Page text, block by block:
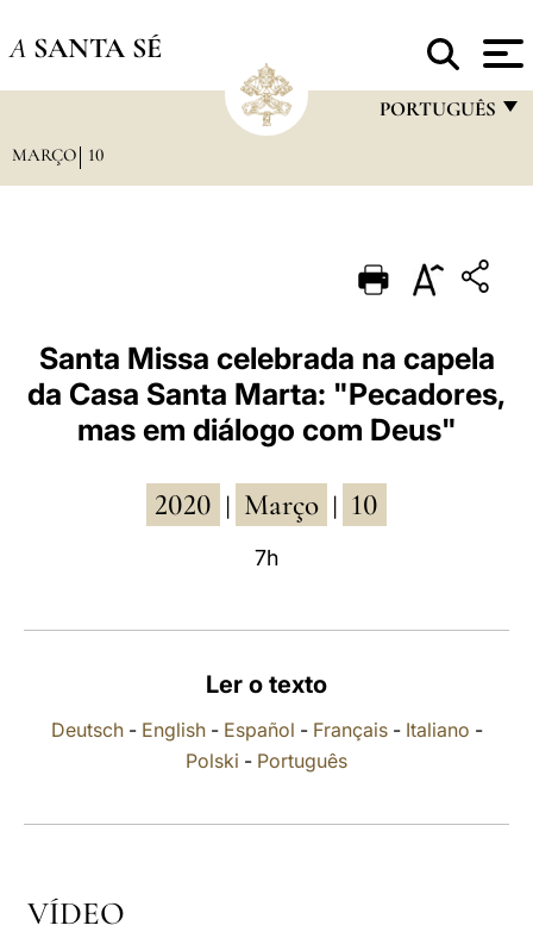
A SANTA SÉ
PORTUGUÊS
PORTUGUÊS
DEUTSCH
POLSKI
العربيّة
中文
MARÇO 10
Santa Missa celebrada na capela
da Casa Santa Marta: "Pecadores,
mas em diálogo com Deus"
2020 Março 10
7h
Ler o texto
Deutsch- English- Español - Français- Italiano -
Polski - Português
VÍDEO